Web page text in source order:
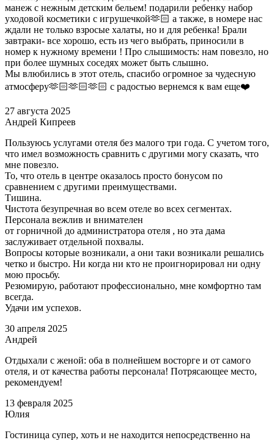
манеж с нежным детским бельем! подарили ребенку набор
уходовой косметики с игрушечкой🫶🏻 а также, в номере нас
ждали не только взросые халаты, но и для ребенка! Брали
завтраки- все хорошо, есть из чего выбрать, приносили в
номер к нужному времени ! Про слышимость: нам повезло, но
при более шумных соседях может быть слышно.
Мы влюбились в этот отель, спасибо огромное за чудесную
атмосферу🫶🏻🫶🏻🫶🏻 с радостью вернемся к вам еще❤️
27 августа 2025
Андрей Кипреев
Пользуюсь услугами отеля без малого три года. С учетом того,
что имел возможность сравнить с другими могу сказать, что
мне повезло.
То, что отель в центре оказалось просто бонусом по
сравнением с другими преимуществами.
Тишина.
Чистота безупречная во всем отеле во всех сегментах.
Персонала вежлив и внимателен
от горничной до администратора отеля , но эта дама
заслуживает отдельной похвалы.
Вопросы которые возникали, а они таки возникали решались
четко и быстро. Ни когда ни кто не проигнорировал ни одну
мою просьбу.
Резюмирую, работают профессионально, мне комфортно там
всегда.
Удачи им успехов.
30 апреля 2025
Андрей
Отдыхали с женой: оба в полнейшем восторге и от самого
отеля, и от качества работы персонала! Потрясающее место,
рекомендуем!
13 февраля 2025
Юлия
Гостиница супер, хоть и не находится непосредственно на